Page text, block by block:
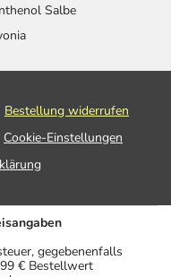
Salbe
Bestellung widerrufen
Cookie-Einstellungen
gegebenenfalls
€ Bestellwert